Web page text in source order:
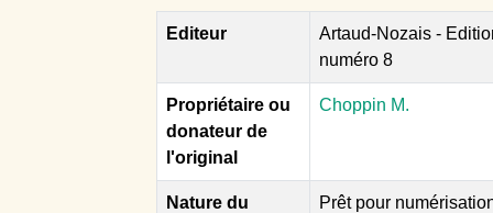
Editeur
Artaud-Nozais -
numéro 8
Propriétaire ou
donateur de
l'original
Choppin M.
Nature du
Prêt pour